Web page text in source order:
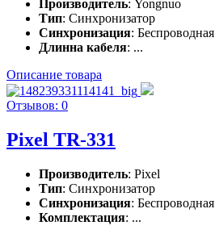
Производитель: Yongnuo
Тип: Синхронизатор
Синхронизация: Беспроводная
Длинна кабеля: ...
Описание товара
Отзывов: 0
Pixel TR-331
Производитель: Pixel
Тип: Синхронизатор
Синхронизация: Беспроводная
Комплектация: ...